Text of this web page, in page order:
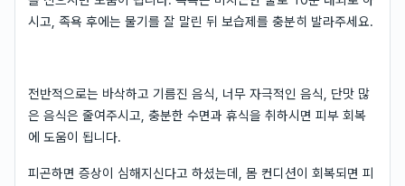
시고, 족욕 후에는 물기를 잘 말린 뒤 보습제를 충분히 발라주세요.
전반적으로는 바삭하고 기름진 음식, 너무 자극적인 음식, 단맛 많
은 음식은 줄여주시고, 충분한 수면과 휴식을 취하시면 피부 회복
에 도움이 됩니다.
피곤하면 증상이 심해지신다고 하셨는데, 몸 컨디션이 회복되면 피